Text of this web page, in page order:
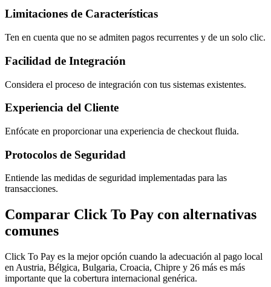
Limitaciones de Características
Ten en cuenta que no se admiten pagos recurrentes y de un solo clic.
Facilidad de Integración
Considera el proceso de integración con tus sistemas existentes.
Experiencia del Cliente
Enfócate en proporcionar una experiencia de checkout fluida.
Protocolos de Seguridad
Entiende las medidas de seguridad implementadas para las
transacciones.
Comparar Click To Pay con alternativas
comunes
Click To Pay es la mejor opción cuando la adecuación al pago local
en Austria, Bélgica, Bulgaria, Croacia, Chipre y 26 más es más
importante que la cobertura internacional genérica.